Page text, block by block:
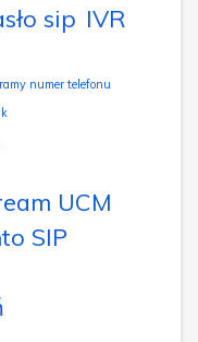
sip IVR
numer telefonu
UCM
SIP